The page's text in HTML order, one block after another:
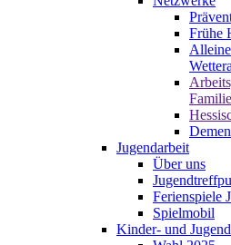
Frühe
Jugendarbeit
Über uns
Ferienspiele
Spielmobil
Kinder- und